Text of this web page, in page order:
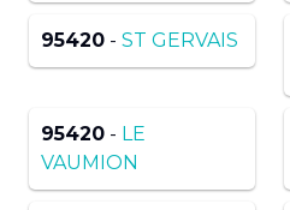
95420 - ST GERVAIS
95420 - LE
VAUMION